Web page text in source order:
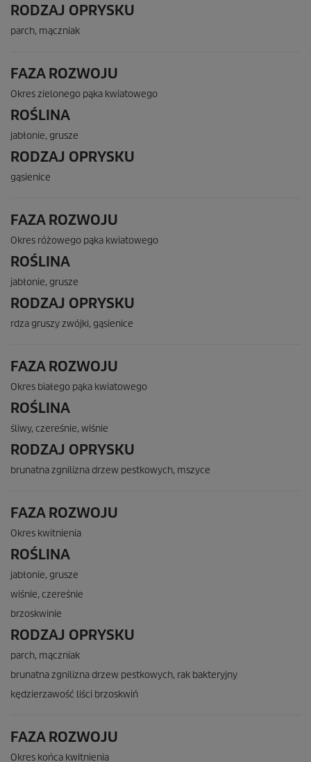
RODZAJ OPRYSKU
parch, mączniak
FAZA ROZWOJU
Okres zielonego pąka kwiatowego
ROŚLINA
jabłonie, grusze
RODZAJ OPRYSKU
gąsienice
FAZA ROZWOJU
Okres różowego pąka kwiatowego
ROŚLINA
jabłonie, grusze
RODZAJ OPRYSKU
rdza gruszy zwójki, gąsienice
FAZA ROZWOJU
Okres białego pąka kwiatowego
ROŚLINA
śliwy, czereśnie, wiśnie
RODZAJ OPRYSKU
brunatna zgnilizna drzew pestkowych, mszyce
FAZA ROZWOJU
Okres kwitnienia
ROŚLINA
jabłonie, grusze
wiśnie, czereśnie
brzoskwinie
RODZAJ OPRYSKU
parch, mączniak
brunatna zgnilizna drzew pestkowych, rak bakteryjny
kędzierzawość liści brzoskwiń
FAZA ROZWOJU
Okres końca kwitnienia